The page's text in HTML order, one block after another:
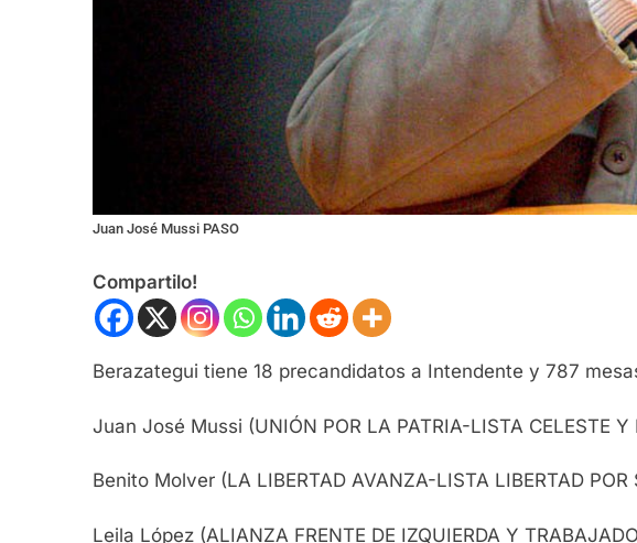
Juan José Mussi PASO
Compartilo!
Berazategui tiene 18 precandidatos a Intendente y 787
Juan José Mussi (UNIÓN POR LA PATRIA-LISTA CELESTE Y
Benito Molver (LA LIBERTAD AVANZA-LISTA LIBERTAD POR
Leila López (ALIANZA FRENTE DE IZQUIERDA Y